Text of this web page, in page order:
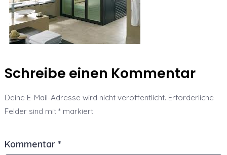
Schreibe einen Kommentar
Deine E-Mail-Adresse wird nicht veröffentlicht. Erforderliche
Felder sind mit* markiert
Kommentar *